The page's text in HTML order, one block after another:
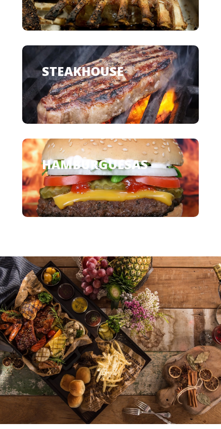
STEAKHOUSE
HAMBURGUESAS